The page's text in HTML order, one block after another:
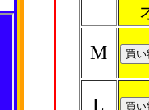
M
L